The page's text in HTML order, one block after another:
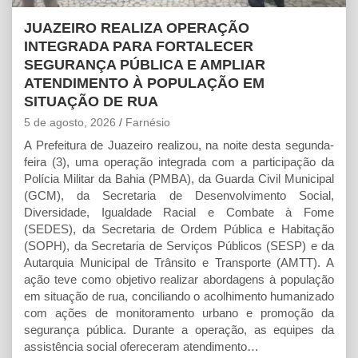
JUAZEIRO REALIZA OPERAÇÃO
INTEGRADA PARA FORTALECER
SEGURANÇA PÚBLICA E AMPLIAR
ATENDIMENTO À POPULAÇÃO EM
SITUAÇÃO DE RUA
5 de agosto, 2026 Farnésio
A Prefeitura de Juazeiro realizou, na noite desta segunda-
feira (3), uma operação integrada com a participação da
Polícia Militar da Bahia (PMBA), da Guarda Civil Municipal
(GCM), da Secretaria de Desenvolvimento Social,
Diversidade, Igualdade Racial e Combate à Fome
(SEDES), da Secretaria de Ordem Pública e Habitação
(SOPH), da Secretaria de Serviços Públicos (SESP) e da
Autarquia Municipal de Trânsito e Transporte (AMTT). A
ação teve como objetivo realizar abordagens à população
em situação de rua, conciliando o acolhimento humanizado
com ações de monitoramento urbano e promoção da
segurança pública. Durante a operação, as equipes da
assistência social ofereceram atendimento…